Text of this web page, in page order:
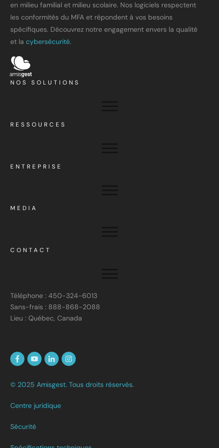
en milieu familial et milieu scolaire. Nos logiciels respectent
les conformités du MFA et répondent à vos besoins
spécifiques. Découvrez notre engagement envers la qualité
et la cybersécurité.
NOS SOLUTIONS
RESSOURCES
ENTREPRISE
MEDIA
CONTACT
Téléphone : 450-324-6013
Sans-frais : 888-868-2088
Lieu : Québec, Canada
© 2025 Amisgest. Tous droits réservés.
Centre juridique
Sécurité